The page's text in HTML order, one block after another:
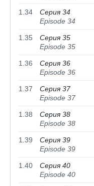
1.34
Серия 34
Episode 34
1.35
Серия 35
Episode 35
1.36
Серия 36
Episode 36
1.37
Серия 37
Episode 37
1.38
Серия 38
Episode 38
1.39
Серия 39
Episode 39
1.40
Серия 40
Episode 40